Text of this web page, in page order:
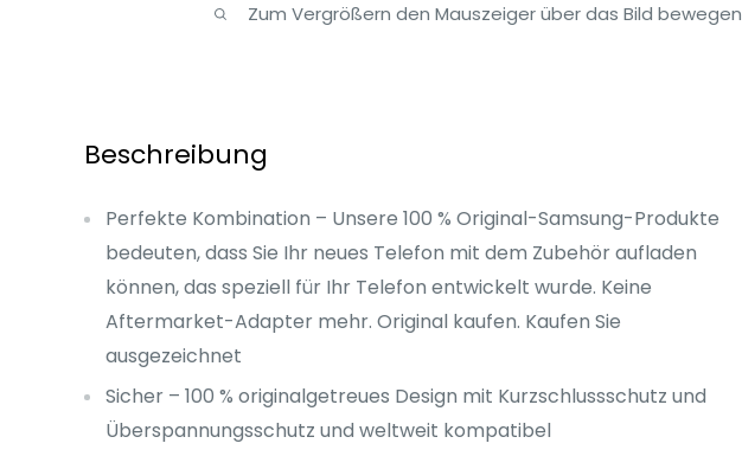
Zum Vergrößern den Mauszeiger über das Bild bewegen
Beschreibung
Perfekte Kombination – Unsere 100 % Original-Samsung-Produkte
bedeuten, dass Sie Ihr neues Telefon mit dem Zubehör aufladen
können, das speziell für Ihr Telefon entwickelt wurde. Keine
Aftermarket-Adapter mehr. Original kaufen. Kaufen Sie
ausgezeichnet
Sicher – 100 % originalgetreues Design mit Kurzschlussschutz und
Überspannungsschutz und weltweit kompatibel